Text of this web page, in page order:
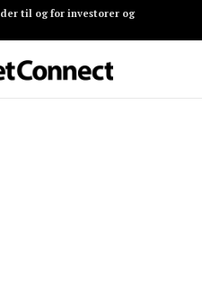
til og for investorer og